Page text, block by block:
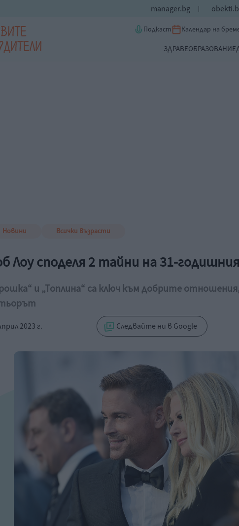
manager.bg
Подкаст Календар на
ЗДРАВЕОБРАЗОВАНИЕ
Новини Всички възрасти
Лоу споделя 2 тайни на 31-
и „Топлина“ са ключ към добрите
2023 г. Следвайте ни в Google